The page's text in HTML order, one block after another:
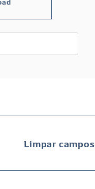
Limpar campos